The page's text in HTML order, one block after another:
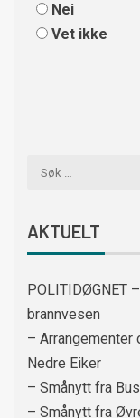
Nei
Vet ikke
AKTUELT
POLITIDØGNET
brannvesen
–
Nedre Eiker
– Smånytt fra
– Smånytt fra